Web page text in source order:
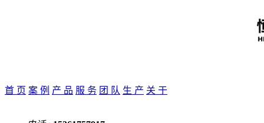
首 页 案 例 产 品 服 务 团 队 生 产 关 于